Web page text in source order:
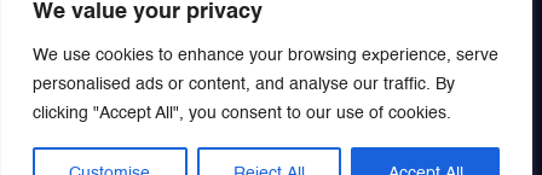
We value your privacy
We use cookies to enhance your browsing experience, serve
personalised ads or content, and analyse our traffic. By
clicking "Accept All", you consent to our use of cookies.